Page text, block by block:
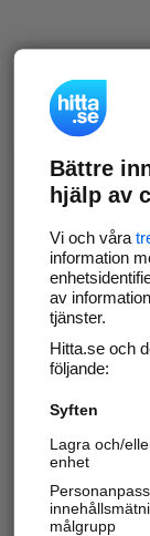
Bättre
hjälp av
Vi och våra
information
av
tjänster.
Hitta.se och
följande:
Syften
Lagra och/
enhet
målgrupp